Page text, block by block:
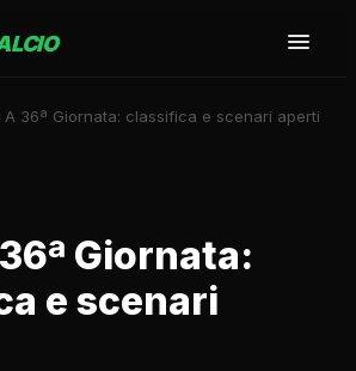
A 36ª Giornata: classifica e scenari aperti
Giornata:
e scenari